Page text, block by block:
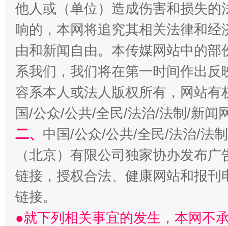
习近平的博鳌关键词
魏明
他人或（单位）造成伤害和损失
响的，本网将追究其相关法律和
由和新闻自由。本传媒网站中的
系我们，我们将在第一时间作出
容系本人或法人版权所有，网站
国/公众/公共/全民/法治/法制/新闻
二、 中国/公众/公共/全民/法治/法
（北京）有限公司独家协办发布
链接，授权合法、健康网站和报
链接。
●就下列相关事宜的发生，本网不